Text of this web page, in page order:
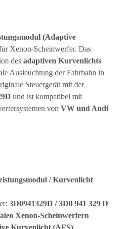
(Adaptive
Xenon-Scheinwerfer. Das
des adaptiven Kurvenlichts
Ausleuchtung der Fahrbahn in
Steuergerät mit der
und ist kompatibel mit
von VW und Audi
/ Kurvenlicht
3D0941329D / 3D0 941 329 D
Xenon-Scheinwerfern
Kurvenlicht (AFS)